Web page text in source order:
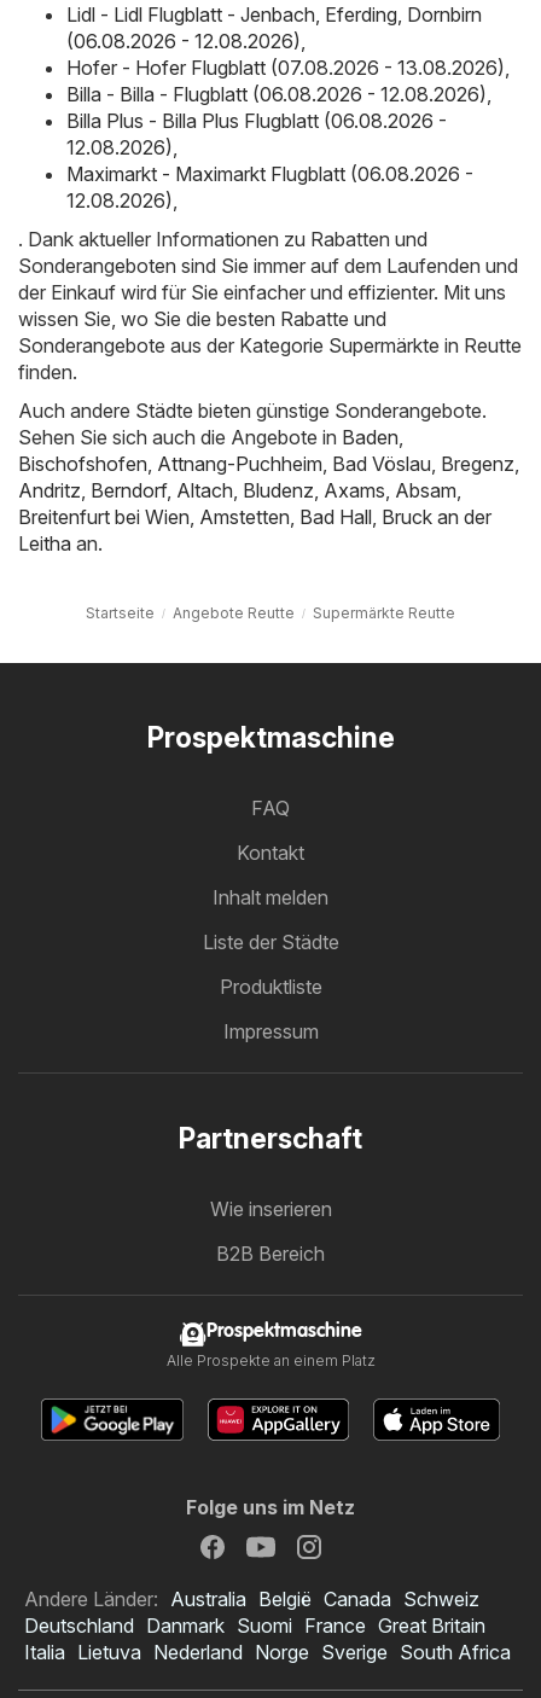
Lidl - Lidl Flugblatt - Jenbach, Eferding, Dornbirn
(06.08.2026 - 12.08.2026)
Hofer - Hofer Flugblatt (07.08.2026 - 13.08.2026)
Billa - Billa - Flugblatt (06.08.2026 - 12.08.2026)
Billa Plus - Billa Plus Flugblatt (06.08.2026 -
12.08.2026)
Maximarkt - Maximarkt Flugblatt (06.08.2026 -
12.08.2026)
. Dank aktueller Informationen zu Rabatten und
Sonderangeboten sind Sie immer auf dem Laufenden und
der Einkauf wird für Sie einfacher und effizienter. Mit uns
wissen Sie, wo Sie die besten Rabatte und
Sonderangebote aus der Kategorie Supermärkte in Reutte
finden.
Auch andere Städte bieten günstige Sonderangebote.
Sehen Sie sich auch die Angebote in Baden
Bischofshofen Attnang-Puchheim Bad Vöslau Bregenz
Andritz Berndorf, Altach Bludenz Axams Absam
Breitenfurt bei Wien Amstetten Bad Hall Bruck an der
Leitha an.
Startseite Angebote Reutte Supermärkte Reutte
Prospektmaschine
FAQ
Kontakt
Inhalt melden
Liste der Städte
Produktliste
Impressum
Partnerschaft
Wie inserieren
B2B Bereich
Prospektmaschine
Alle Prospekte an einem Platz
Folge uns im Netz
Andere Länder: Australia België Canada Schweiz
Deutschland Danmark Suomi France Great Britain
Italia Lietuva Nederland Norge Sverige South Africa